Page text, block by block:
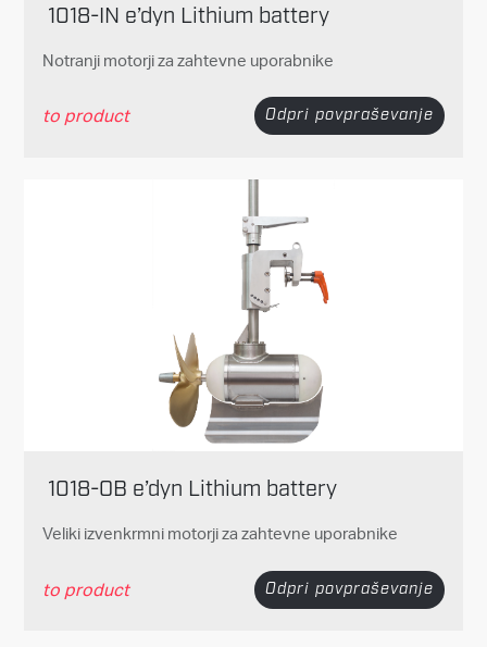
1018-IN e’dyn Lithium battery
Notranji motorji za zahtevne uporabnike
to product Odpri povpraševanje
1018-OB e’dyn Lithium battery
Veliki izvenkrmni motorji za zahtevne uporabnike
to product Odpri povpraševanje